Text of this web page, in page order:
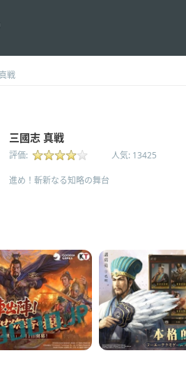
戦
三國志 真戦
評価: 人気: 13425
進め！斬新なる知略の舞台